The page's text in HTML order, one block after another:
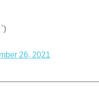
26, 2021